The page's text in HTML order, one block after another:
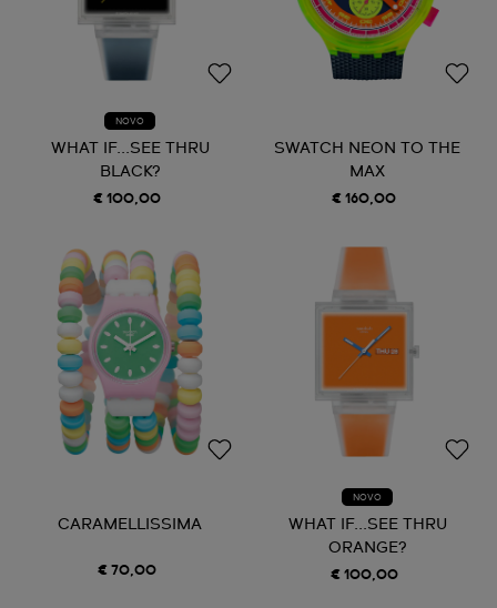
NOVO
WHAT IF...SEE THRU
BLACK?
€ 100,00
SWATCH NEON TO THE
MAX
€ 160,00
CARAMELLISSIMA
€ 70,00
NOVO
WHAT IF...SEE THRU
ORANGE?
€ 100,00